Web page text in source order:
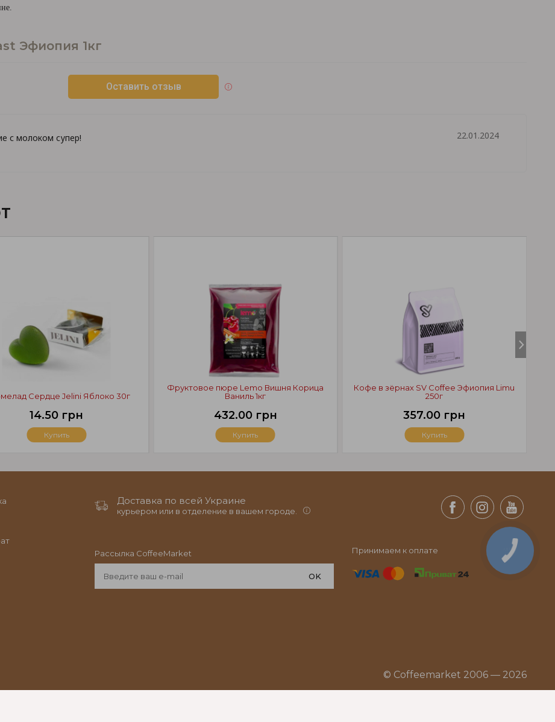
Эфиопия 1кг
Оставить отзыв
с молоком супер! 22.01.2024
Кофе в зёрнах SV Coffee Эфиопия Limu
250г
357.00 грн
Купить
Сердце Jelini Яблоко 30г
14.50 грн
Купить
Фруктовое пюре Lemo Вишня Корица
Ваниль 1кг
432.00 грн
Купить
Доставка по всей Украине
курьером или в отделение в вашем городе.
Рассылка CoffeeMarket
OK
Принимаем к оплате
© Coffeemarket 2006 — 2026